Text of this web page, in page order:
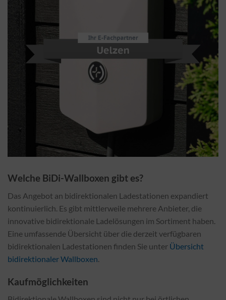
Welche BiDi-Wallboxen gibt es?
Das Angebot an bidirektionalen Ladestationen expandiert
kontinuierlich. Es gibt mittlerweile mehrere Anbieter, die
innovative bidirektionale Ladelösungen im Sortiment haben.
Eine umfassende Übersicht über die derzeit verfügbaren
bidirektionalen Ladestationen finden Sie unter Übersicht
bidirektionaler Wallboxen.
Kaufmöglichkeiten